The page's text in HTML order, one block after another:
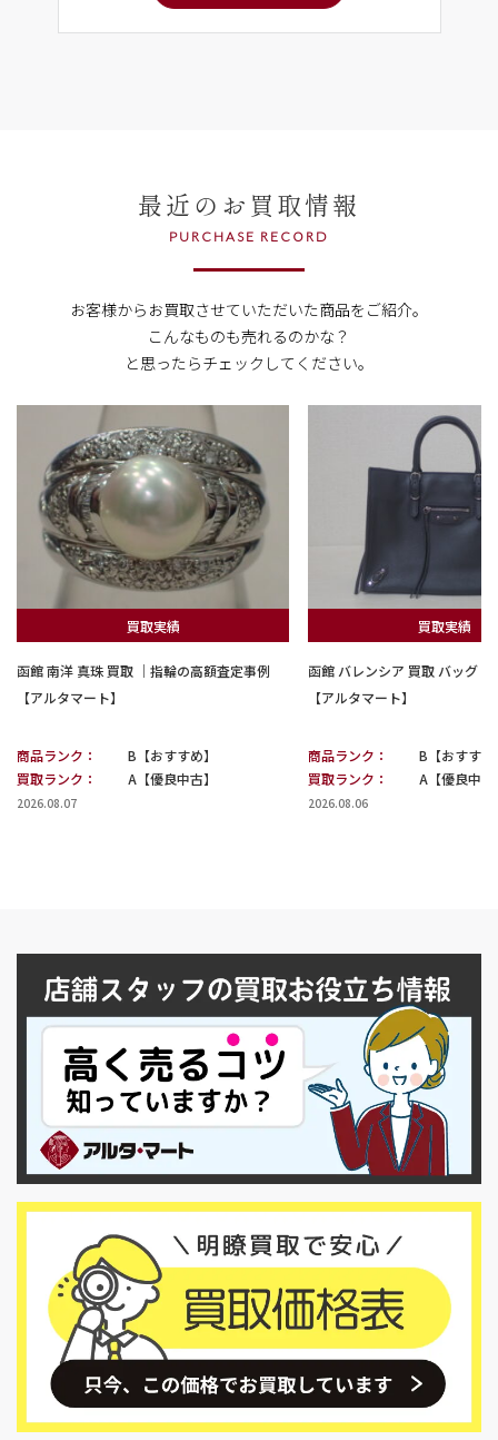
最近のお買取情報
PURCHASE RECORD
お客様からお買取させていただいた商品をご紹介。
こんなものも売れるのかな？
と思ったらチェックしてください。
買取実績
函館 南洋 真珠 買取 ｜指輪の高額査定事例
【アルタマート】
商品ランク：
B【おすすめ】
買取ランク：
A【優良中古】
2026.08.07
買取実績
函館 バレンシア 買取 バッグ｜
【アルタマート】
商品ランク：
B【おすすめ
買取ランク：
A【優良中古
2026.08.06